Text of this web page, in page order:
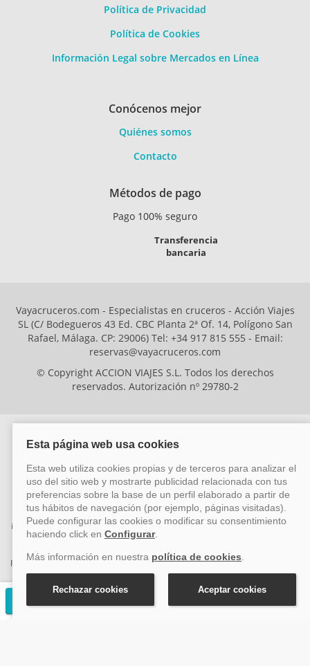
Política de Privacidad
Política de Cookies
Información Legal sobre Mercados en Línea
Conócenos mejor
Quiénes somos
Contacto
Métodos de pago
Pago 100% seguro
Transferencia
bancaria
Vayacruceros.com - Especialistas en cruceros - Acción Viajes
SL (C/ Bodegueros 43 Ed. CBC Planta 2ª Of. 14, Polígono San
Rafael, Málaga. CP: 29006) Tel: +34 917 815 555 - Email:
reservas@vayacruceros.com
© Copyright ACCION VIAJES S.L. Todos los derechos
reservados. Autorización nº 29780-2
ACCION VIAJES SL ha sido beneficiaria del Fondo Europeo de Desarrollo
Regional (FEDER), cuyo objetivo es mejorar la competitividad de las pymes
mediante el impulso de la innovación, el desarrollo tecnológico, la
investigación de calidad y el uso seguro y fiable del ciberespacio. Gracias a
esta financiación, la empresa ha puesto en marcha un Plan de Acción
promoviendo la innovación y la ciberseguridad. Para ello, ha contado con el
apoyo de los programas Pyme Innova y Pyme Cibersegura de la Cámara
de Comercio de Málaga. #EuropaSeSiente